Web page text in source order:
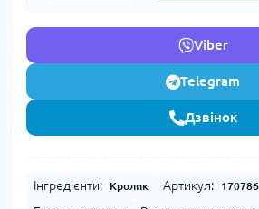
Viber
Telegram
Дзвінок
Інгредієнти: Кролик Артикул: